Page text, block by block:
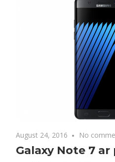
August 24, 2016 No
Galaxy Note 7